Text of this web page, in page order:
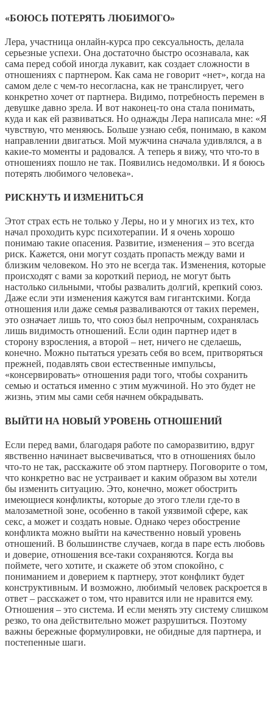
«БОЮСЬ ПОТЕРЯТЬ ЛЮБИМОГО»
Лера, участница онлайн-курса про сексуальность, делала
серьезные успехи. Она достаточно быстро осознавала, как
сама перед собой иногда лукавит, как создает сложности в
отношениях с партнером. Как сама не говорит «нет», когда на
самом деле с чем-то несогласна, как не транслирует, чего
конкретно хочет от партнера. Видимо, потребность перемен в
девушке давно зрела. И вот наконец-то она стала понимать,
куда и как ей развиваться. Но однажды Лера написала мне: «Я
чувствую, что меняюсь. Больше узнаю себя, понимаю, в каком
направлении двигаться. Мой мужчина сначала удивлялся, а в
какие-то моменты и радовался. А теперь я вижу, что что-то в
отношениях пошло не так. Появились недомолвки. И я боюсь
потерять любимого человека».
РИСКНУТЬ И ИЗМЕНИТЬСЯ
Этот страх есть не только у Леры, но и у многих из тех, кто
начал проходить курс психотерапии. И я очень хорошо
понимаю такие опасения. Развитие, изменения – это всегда
риск. Кажется, они могут создать пропасть между вами и
близким человеком. Но это не всегда так. Изменения, которые
происходят с вами за короткий период, не могут быть
настолько сильными, чтобы развалить долгий, крепкий союз.
Даже если эти изменения кажутся вам гигантскими. Когда
отношения или даже семья разваливаются от таких перемен,
это означает лишь то, что союз был непрочным, сохранялась
лишь видимость отношений. Если один партнер идет в
сторону взросления, а второй – нет, ничего не сделаешь,
конечно. Можно пытаться урезать себя во всем, притворяться
прежней, подавлять свои естественные импульсы,
«консервировать» отношения ради того, чтобы сохранить
семью и остаться именно с этим мужчиной. Но это будет не
жизнь, этим мы сами себя начнем обкрадывать.
ВЫЙТИ НА НОВЫЙ УРОВЕНЬ ОТНОШЕНИЙ
Если перед вами, благодаря работе по саморазвитию, вдруг
явственно начинает высвечиваться, что в отношениях было
что-то не так, расскажите об этом партнеру. Поговорите о том,
что конкретно вас не устраивает и каким образом вы хотели
бы изменить ситуацию. Это, конечно, может обострить
имеющиеся конфликты, которые до этого тлели где-то в
малозаметной зоне, особенно в такой уязвимой сфере, как
секс, а может и создать новые. Однако через обострение
конфликта можно выйти на качественно новый уровень
отношений. В большинстве случаев, когда в паре есть любовь
и доверие, отношения все-таки сохраняются. Когда вы
поймете, чего хотите, и скажете об этом спокойно, с
пониманием и доверием к партнеру, этот конфликт будет
конструктивным. И возможно, любимый человек раскроется в
ответ – расскажет о том, что нравится или не нравится ему.
Отношения – это система. И если менять эту систему слишком
резко, то она действительно может разрушиться. Поэтому
важны бережные формулировки, не обидные для партнера, и
постепенные шаги.